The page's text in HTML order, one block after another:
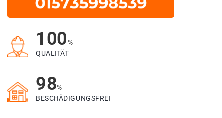
100%
QUALITÄT
98%
BESCHÄDIGUNGSFREI